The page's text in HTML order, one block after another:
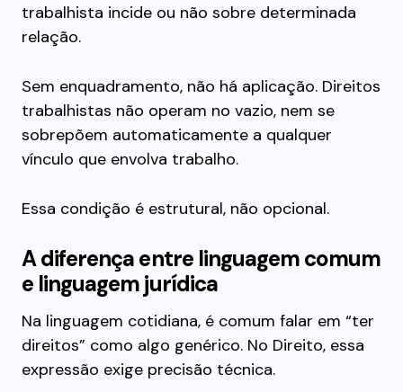
trabalhista incide ou não sobre determinada
relação.
Sem enquadramento, não há aplicação. Direitos
trabalhistas não operam no vazio, nem se
sobrepõem automaticamente a qualquer
vínculo que envolva trabalho.
Essa condição é estrutural, não opcional.
A diferença entre linguagem comum
e linguagem jurídica
Na linguagem cotidiana, é comum falar em “ter
direitos” como algo genérico. No Direito, essa
expressão exige precisão técnica.